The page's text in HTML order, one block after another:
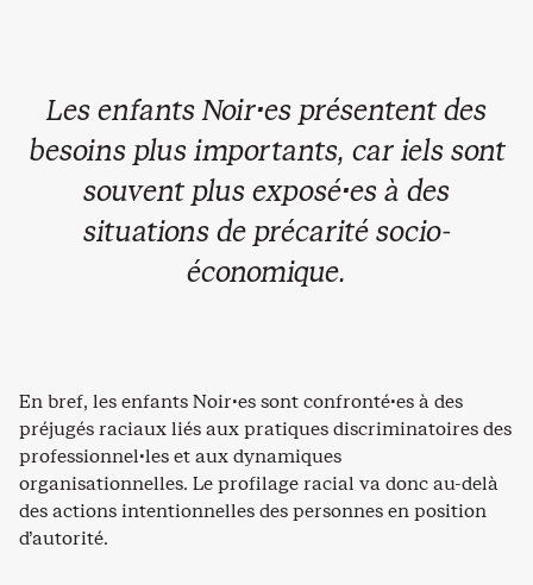
Les enfants Noir·es présentent des
besoins plus importants, car iels sont
souvent plus exposé·es à des
situations de précarité socio-
économique.
En bref, les enfants Noir·es sont confronté·es à des
préjugés raciaux liés aux pratiques discriminatoires des
professionnel·les et aux dynamiques
organisationnelles. Le profilage racial va donc au-delà
des actions intentionnelles des personnes en position
d’autorité.